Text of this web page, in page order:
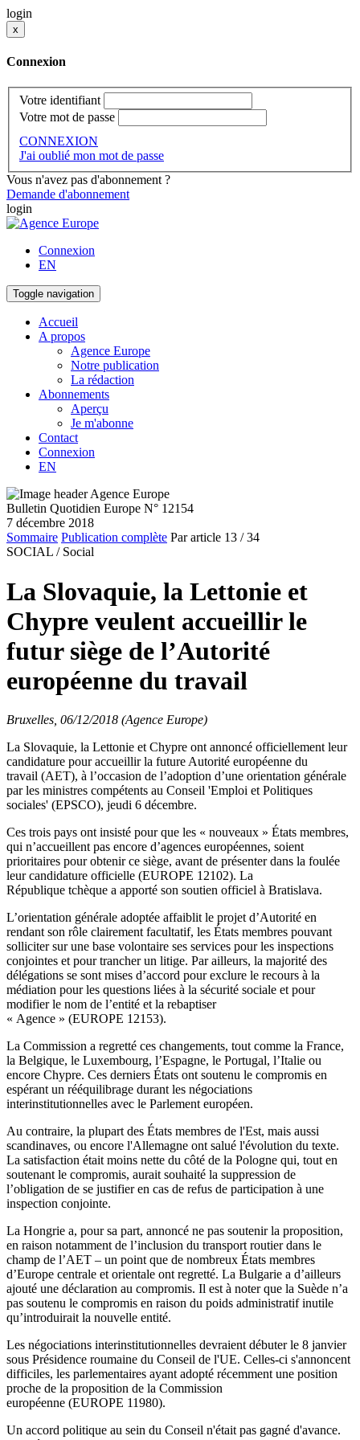
login
x
Connexion
Votre identifiant
Votre mot de passe
CONNEXION
J'ai oublié mon mot de passe
Vous n'avez pas d'abonnement ?
Demande d'abonnement
login
Connexion
EN
Toggle navigation
Accueil
A propos
Agence Europe
Notre publication
La rédaction
Abonnements
Aperçu
Je m'abonne
Contact
Connexion
EN
Bulletin Quotidien Europe N° 12154
7 décembre 2018
Sommaire Publication complète Par article 13 / 34
SOCIAL / Social
La Slovaquie, la Lettonie et
Chypre veulent accueillir le
futur siège de l’Autorité
européenne du travail
Bruxelles, 06/12/2018 (Agence Europe)
La Slovaquie, la Lettonie et Chypre ont annoncé officiellement leur
candidature pour accueillir la future Autorité européenne du
travail (AET), à l’occasion de l’adoption d’une orientation générale
par les ministres compétents au Conseil 'Emploi et Politiques
sociales' (EPSCO), jeudi 6 décembre.
Ces trois pays ont insisté pour que les « nouveaux » États membres,
qui n’accueillent pas encore d’agences européennes, soient
prioritaires pour obtenir ce siège, avant de présenter dans la foulée
leur candidature officielle (EUROPE 12102). La
République tchèque a apporté son soutien officiel à Bratislava.
L’orientation générale adoptée affaiblit le projet d’Autorité en
rendant son rôle clairement facultatif, les États membres pouvant
solliciter sur une base volontaire ses services pour les inspections
conjointes et pour trancher un litige. Par ailleurs, la majorité des
délégations se sont mises d’accord pour exclure le recours à la
médiation pour les questions liées à la sécurité sociale et pour
modifier le nom de l’entité et la rebaptiser
« Agence » (EUROPE 12153).
La Commission a regretté ces changements, tout comme la France,
la Belgique, le Luxembourg, l’Espagne, le Portugal, l’Italie ou
encore Chypre. Ces derniers États ont soutenu le compromis en
espérant un rééquilibrage durant les négociations
interinstitutionnelles avec le Parlement européen.
Au contraire, la plupart des États membres de l'Est, mais aussi
scandinaves, ou encore l'Allemagne ont salué l'évolution du texte.
La satisfaction était moins nette du côté de la Pologne qui, tout en
soutenant le compromis, aurait souhaité la suppression de
l’obligation de se justifier en cas de refus de participation à une
inspection conjointe.
La Hongrie a, pour sa part, annoncé ne pas soutenir la proposition,
en raison notamment de l’inclusion du transport routier dans le
champ de l’AET – un point que de nombreux États membres
d’Europe centrale et orientale ont regretté. La Bulgarie a d’ailleurs
ajouté une déclaration au compromis. Il est à noter que la Suède n’a
pas soutenu le compromis en raison du poids administratif inutile
qu’introduirait la nouvelle entité.
Les négociations interinstitutionnelles devraient débuter le 8 janvier
sous Présidence roumaine du Conseil de l'UE. Celles-ci s'annoncent
difficiles, les parlementaires ayant adopté récemment une position
proche de la proposition de la Commission
européenne (EUROPE 11980).
Un accord politique au sein du Conseil n'était pas gagné d'avance.